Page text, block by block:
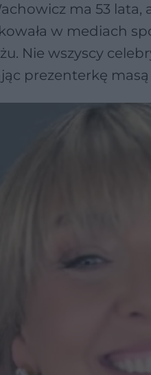
ma 53 lata,
w mediach
Nie wszyscy
prezenterkę